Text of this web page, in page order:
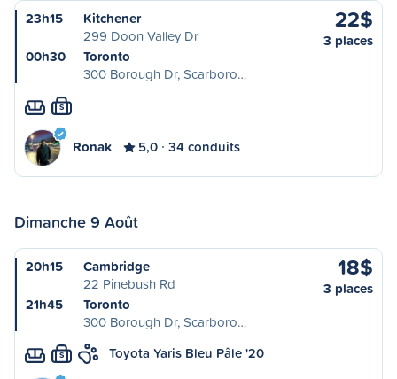
23h15
Kitchener
299 Doon Valley Dr
00h30
Toronto
300 Borough Dr, Scarboro…
22$
3 places
S
Ronak 5,0 34 conduits
Dimanche 9 Août
20h15
Cambridge
22 Pinebush Rd
21h45
Toronto
300 Borough Dr, Scarboro…
18$
3 places
S Toyota Yaris Bleu Pâle '20